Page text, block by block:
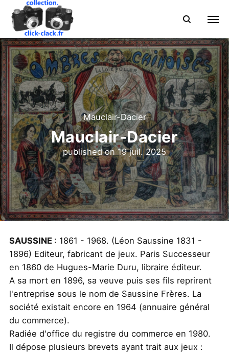
Mauclair-Dacier
Mauclair-Dacier
published on19 juil. 2025
SAUSSINE : 1861 - 1968. (Léon Saussine 1831 -
1896) Editeur, fabricant de jeux. Paris Successeur
en 1860 de Hugues-Marie Duru, libraire éditeur.
A sa mort en 1896, sa veuve puis ses fils reprirent
l'entreprise sous le nom de Saussine Frères. La
société existait encore en 1964 (annuaire général
du commerce).
Radiée d'office du registre du commerce en 1980.
Il dépose plusieurs brevets ayant trait aux jeux :